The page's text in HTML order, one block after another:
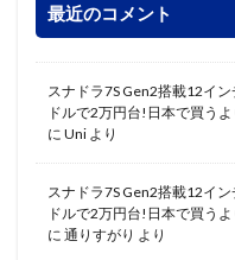
最近のコメント
スナドラ7S Gen2搭載12イ
ドルで2万円台!日本で買う
に Uni より
スナドラ7S Gen2搭載12イ
ドルで2万円台!日本で買う
に 通りすがり より